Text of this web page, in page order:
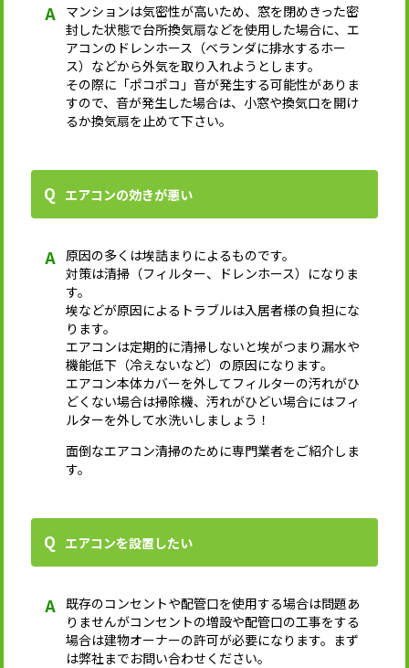
マンションは気密性が高いため、窓を閉めきった密
封した状態で台所換気扇などを使用した場合に、エ
アコンのドレンホース（ベランダに排水するホー
ス）などから外気を取り入れようとします。
その際に「ポコポコ」音が発生する可能性がありま
すので、音が発生した場合は、小窓や換気口を開け
るか換気扇を止めて下さい。
エアコンの効きが悪い
原因の多くは埃詰まりによるものです。
対策は清掃（フィルター、ドレンホース）になりま
す。
埃などが原因によるトラブルは入居者様の負担にな
ります。
エアコンは定期的に清掃しないと埃がつまり漏水や
機能低下（冷えないなど）の原因になります。
エアコン本体カバーを外してフィルターの汚れがひ
どくない場合は掃除機、汚れがひどい場合にはフィ
ルターを外して水洗いしましょう！
面倒なエアコン清掃のために専門業者をご紹介しま
す。
エアコンを設置したい
既存のコンセントや配管口を使用する場合は問題あ
りませんがコンセントの増設や配管口の工事をする
場合は建物オーナーの許可が必要になります。まず
は弊社までお問い合わせください。